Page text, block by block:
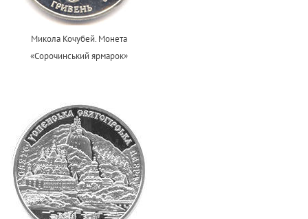
Микола Кочубей. Монета
«Сорочинський ярмарок»